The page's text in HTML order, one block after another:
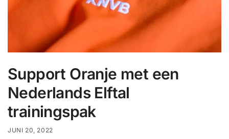
Support Oranje met een
Nederlands Elftal
trainingspak
JUNI 20, 2022